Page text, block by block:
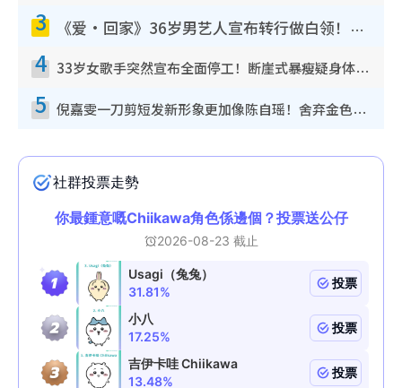
3 《爱·回家》36岁男艺人宣布转行做白领！卸下艺人身份回归素人平淡生活
4 33岁女歌手突然宣布全面停工！断崖式暴瘦疑身体亮红灯！声明曝：将暂时淡出
5 倪嘉雯一刀剪短发新形象更加像陈自瑶！舍弃金色长发造型气质大变超惊喜